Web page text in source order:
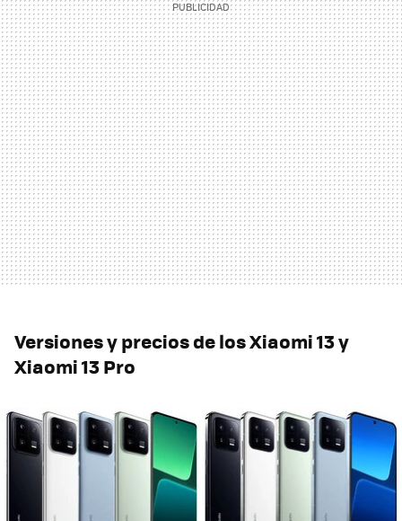
Versiones y precios de los Xiaomi 13 y
Xiaomi 13 Pro